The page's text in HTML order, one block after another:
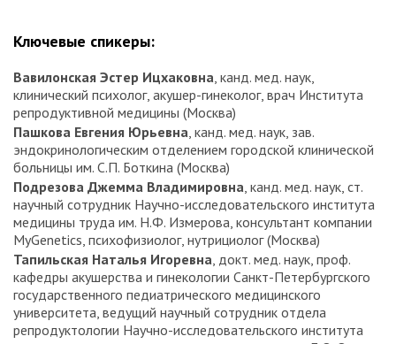
Ключевые спикеры:
Вавилонская Эстер Ицхаковна , канд. мед. наук,
клинический психолог, акушер-гинеколог, врач Института
репродуктивной медицины (Москва)
Пашкова Евгения Юрьевна , канд. мед. наук, зав.
эндокринологическим отделением городской клинической
больницы им. С.П. Боткина (Москва)
Подрезова Джемма Владимировна , канд. мед. наук, ст.
научный сотрудник Научно-исследовательского института
медицины труда им. Н.Ф. Измерова, консультант компании
MyGenetics, психофизиолог, нутрициолог (Москва)
Тапильская Наталья Игоревна , докт. мед. наук, проф.
кафедры акушерства и гинекологии Санкт-Петербургского
государственного педиатрического медицинского
университета, ведущий научный сотрудник отдела
репродуктологии Научно-исследовательского института